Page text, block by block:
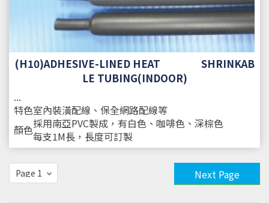
(H10)ADHESIVE-LINED HEAT SHRINKAB
LE TUBING(INDOOR)
...
特色室內裝潢配線、保全網路配線等
顏色採用南亞PVC製成，有白色、咖啡色、深棕色
每支1M長，長度可訂製
Next Page